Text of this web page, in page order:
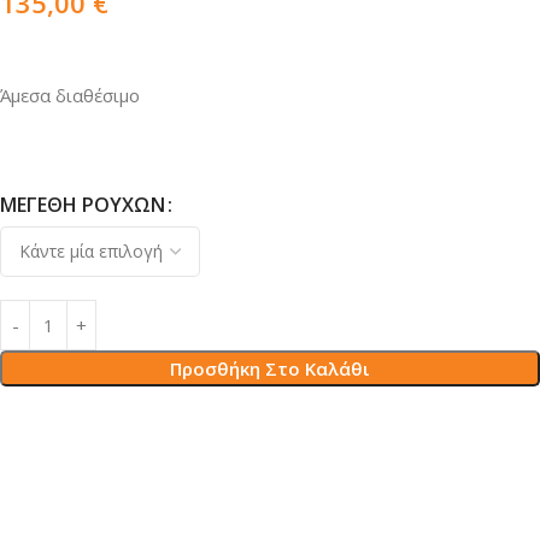
Άμεσα διαθέσιμο
ΜΕΓΈΘΗ ΡΟΎΧΩΝ
Προσθήκη Στο Καλάθι